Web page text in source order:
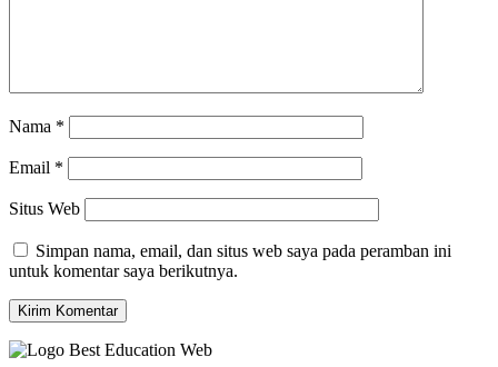
Nama *
Email *
Situs Web
Simpan nama, email, dan situs web saya pada peramban ini
untuk komentar saya berikutnya.